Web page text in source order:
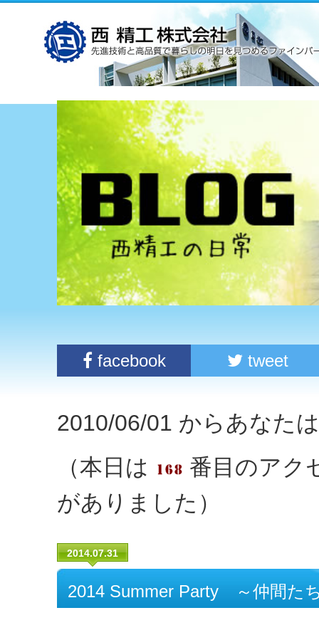
facebook tweet
2010/06/01 からあなた
（本日は
番目のア
がありました）
2014.07.31
2014 Summer Party ～仲間た